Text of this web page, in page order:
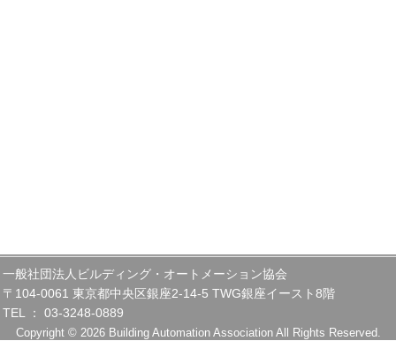
一般社団法人ビルディング・オートメーション協会
〒104-0061 東京都中央区銀座2-14-5 TWG銀座イースト8階
TEL ： 03-3248-0889
Copyright © 2026 Building Automation Association All Rights Reserved.